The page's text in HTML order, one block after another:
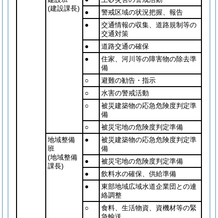
(建設課長)
●
警戒区域の状況把握、報告
●
交通情報の収集、道路規制等の
交通対策
●
道路交通の確保
●
住家、河川等の障害物の除去準
備
○
避難の勧告・指示
○
水害の警戒活動
○
被災建築物の応急危険度判定準
備
○
被災宅地の危険度判定準備
地域整備
班
(地域整備
課長)
●
被災建築物の応急危険度判定準
備
●
被災宅地の危険度判定準備
●
飲料水の確保、供給準備
●
東部地域広域水道企業団との連
絡調整
○
食料、生活物資、資機材等の緊